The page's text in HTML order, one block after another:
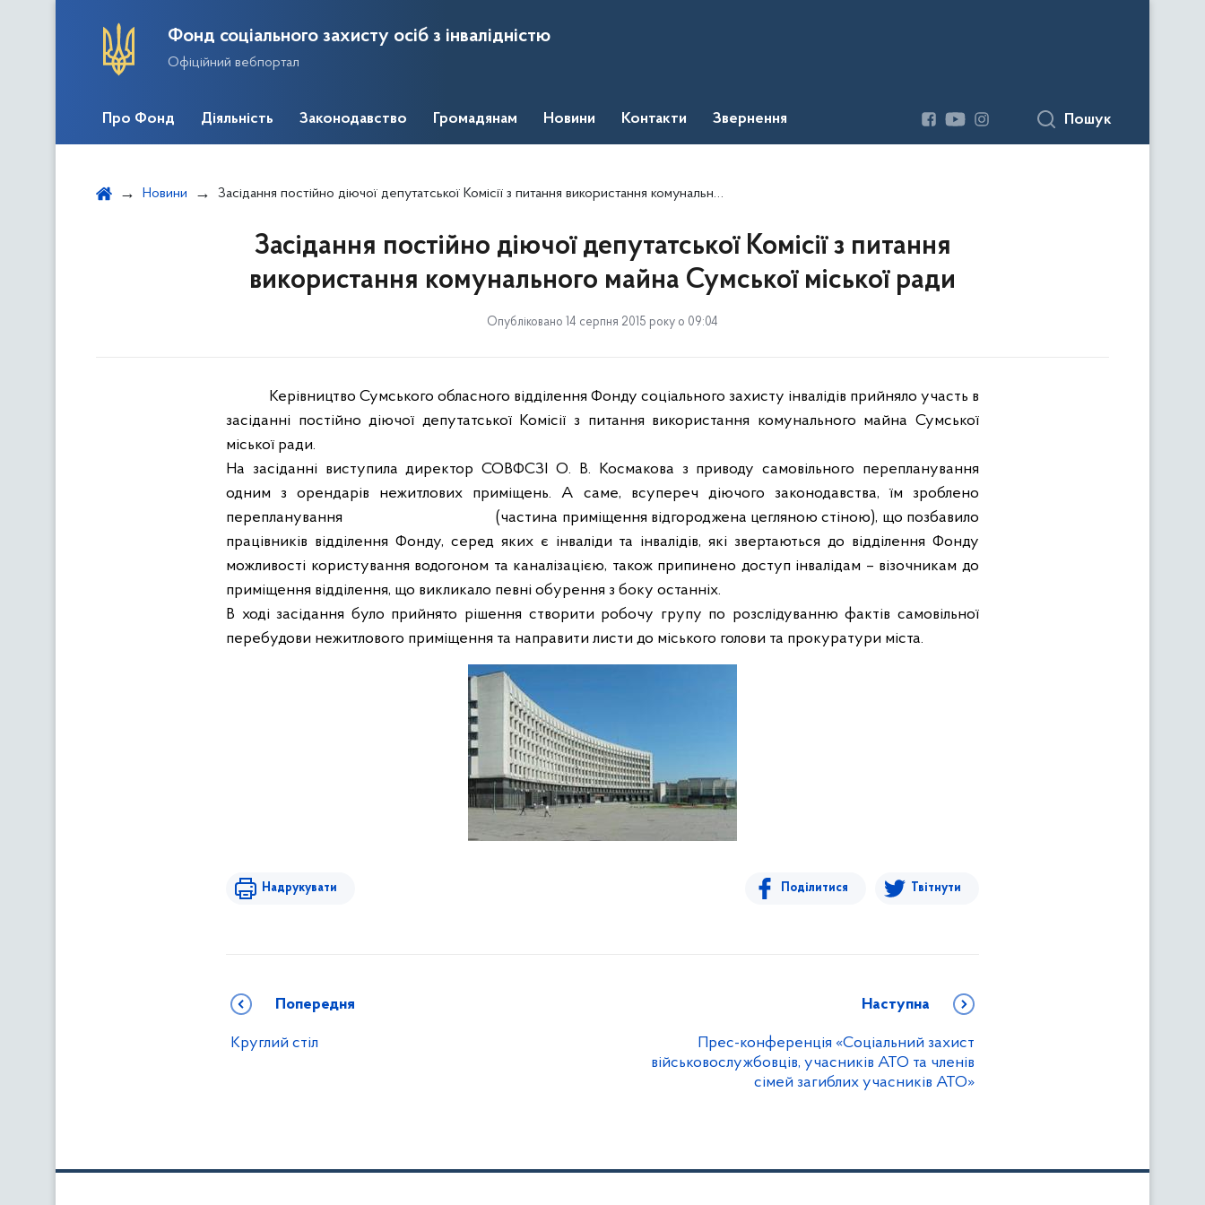
Фонд соціального захисту осіб з інвалідністю
Офіційний вебпортал
Про Фонд Діяльність Законодавство Громадянам Новини Контакти Звернення Пошук
Новини Засідання постійно діючої депутатської Комісії з питання використання комунального майна Сумської міської ради
Засідання постійно діючої депутатської Комісії з питання
використання комунального майна Сумської міської ради
Опубліковано 14 серпня 2015 року о 09:04
Керівництво Сумського обласного відділення Фонду соціального захисту інвалідів прийняло участь в
засіданні постійно діючої депутатської Комісії з питання використання комунального майна Сумської
міської ради.
На засіданні виступила директор СОВФСЗІ О. В. Космакова з приводу самовільного перепланування
одним з орендарів нежитлових приміщень. А саме, всупереч діючого законодавства, їм зроблено
перепланування
(частина приміщення відгороджена цегляною стіною), що позбавило
працівників відділення Фонду, серед яких є інваліди та інвалідів, які звертаються до відділення Фонду
можливості користування водогоном та каналізацією, також припинено доступ інвалідам – візочникам до
приміщення відділення, що викликало певні обурення з боку останніх.
В ході засідання було прийнято рішення створити робочу групу по розслідуванню фактів самовільної
перебудови нежитлового приміщення та направити листи до міського голови та прокуратури міста.
Надрукувати Поділитися Твітнути
Попередня
Круглий стіл
Наступна
Прес-конференція «Соціальний захист
військовослужбовців, учасників АТО та членів
сімей загиблих учасників АТО»